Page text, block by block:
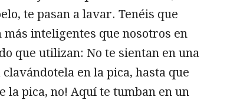
te pasan a lavar. Tenéis que
más inteligentes que nosotros en
que utilizan: No te sientan en una
en la pica, hasta que
la pica, no! Aquí te tumban en un